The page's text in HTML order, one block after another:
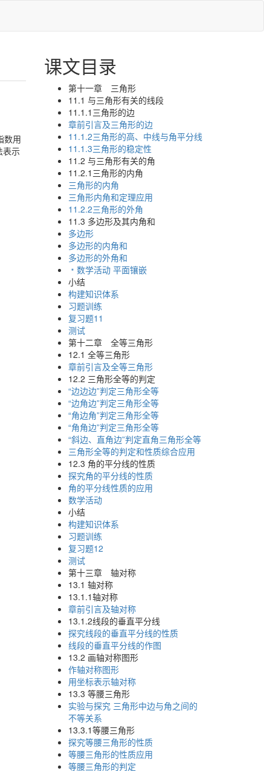
数用
表示
课文目录
第十一章 三角形
11.1 与三角形有关的线段
11.1.1三角形的边
章前引言及三角形的边
11.1.2三角形的高、中线与角平分线
11.1.3三角形的稳定性
11.2 与三角形有关的角
11.2.1三角形的内角
三角形的内角
三角形内角和定理应用
11.2.2三角形的外角
11.3 多边形及其内角和
多边形
多边形的内角和
多边形的外角和
﹡数学活动 平面镶嵌
小结
构建知识体系
习题训练
复习题11
测试
第十二章 全等三角形
12.1 全等三角形
章前引言及全等三角形
12.2 三角形全等的判定
“边边边”判定三角形全等
“边角边”判定三角形全等
“角边角”判定三角形全等
“角角边”判定三角形全等
“斜边、直角边”判定直角三角形全等
三角形全等的判定和性质综合应用
12.3 角的平分线的性质
探究角的平分线的性质
角的平分线性质的应用
数学活动
小结
构建知识体系
习题训练
复习题12
测试
第十三章 轴对称
13.1 轴对称
13.1.1轴对称
章前引言及轴对称
13.1.2线段的垂直平分线
探究线段的垂直平分线的性质
线段的垂直平分线的作图
13.2 画轴对称图形
作轴对称图形
用坐标表示轴对称
13.3 等腰三角形
实验与探究 三角形中边与角之间的
不等关系
13.3.1等腰三角形
探究等腰三角形的性质
等腰三角形的性质应用
等腰三角形的判定